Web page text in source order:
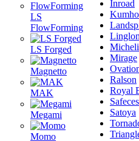
LS
FlowForming
LS Forged
Magnetto
MAK
Megami
Momo
Inroad
Kumho
Mirage
Ralson
Royal
Satoya